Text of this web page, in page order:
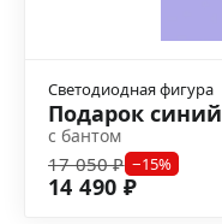
Светодиодная фигура
Подарок синий
с бантом
17 050 ₽ −15%
14 490 ₽